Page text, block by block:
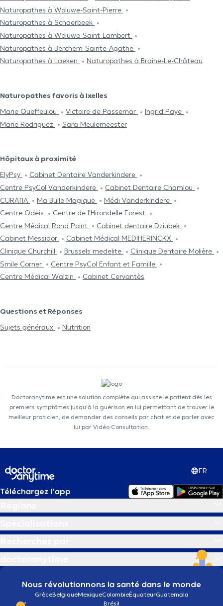
Naturopathes à Woluwe-Saint-Pierre
Naturopathes à Schaerbeek
Naturopathes à Woluwe-Saint-Lambert
Naturopathes à Berchem-Sainte-Agathe
Naturopathes à Laeken
Naturopathes à Braine-Le-Château
Naturopathes favoris à Ixelles
Marie Queffeulou
Victoire de Passemar
Ingrid Paye
Marie Rodriguez
Sara Meulemeester
Hôpitaux à proximité
ElyPsy
Cabinet Dentaire Vanderkindere
Centre PsyCol Vanderkindere
Cabinet Dentaire Chamlou
CURATIA
Ma Bulle Magique
Médi Vanderkindere
Centre Odeis
Centre de l'Hirondelle Forest
Centre Médical Rond Point
Cabinet dentaire Dziubek
Cabinet Messidor
Cabinet Médical MEDIHERINCKX
Clinique Churchill
Brussels medelite
Clinique Dentaire Molière
Smile Corner
Centre PsyCol Enfant et Famille
Centre Médical Walzin
Cabinet Cervantès
Questions et Réponses
Sujets généraux
Nutrition
Doctoranytime est une solution complète qui assiste le patient dès les
premiers symptômes jusqu'à la guérison en lui permettant de trouver le
meilleur praticien, de demander des conseils par chat et de parler avec
lui par Vidéo Consultation.
FR
Téléchargez l’app
Nous révolutionnons la santé dans le monde
GrèceBelgiqueMexiqueColombieÉquateurGuatemala
Brésil